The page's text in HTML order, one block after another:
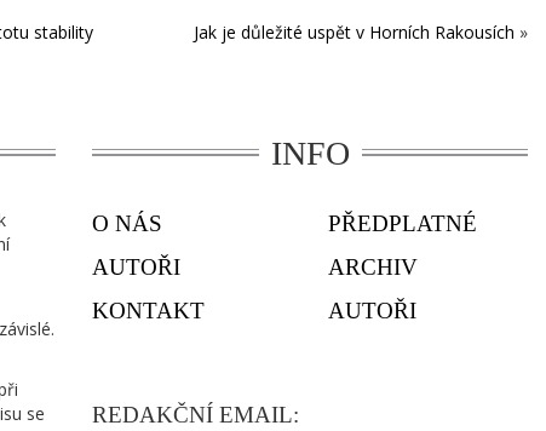
stability Jak je důležité uspět v Horních Rakousích »
se
INFO
O NÁS
AUTOŘI
KONTAKT
PŘEDPLATNÉ
ARCHIV
AUTOŘI
REDAKČNÍ EMAIL: